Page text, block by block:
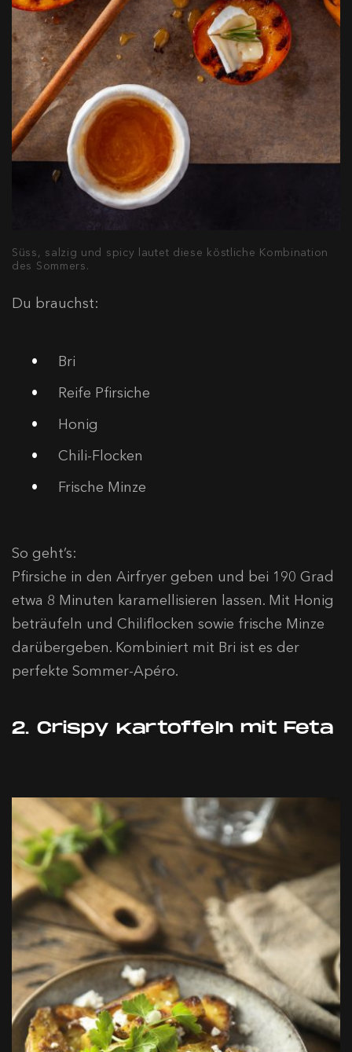
Süss, salzig und spicy lautet diese köstliche Kombination
des Sommers.
Du brauchst:
Bri
Reife Pfirsiche
Honig
Chili-Flocken
Frische Minze
So geht’s:
Pfirsiche in den Airfryer geben und bei 190 Grad
etwa 8 Minuten karamellisieren lassen. Mit Honig
beträufeln und Chiliflocken sowie frische Minze
darübergeben. Kombiniert mit Bri ist es der
perfekte Sommer-Apéro.
2. Crispy Kartoffeln mit Feta